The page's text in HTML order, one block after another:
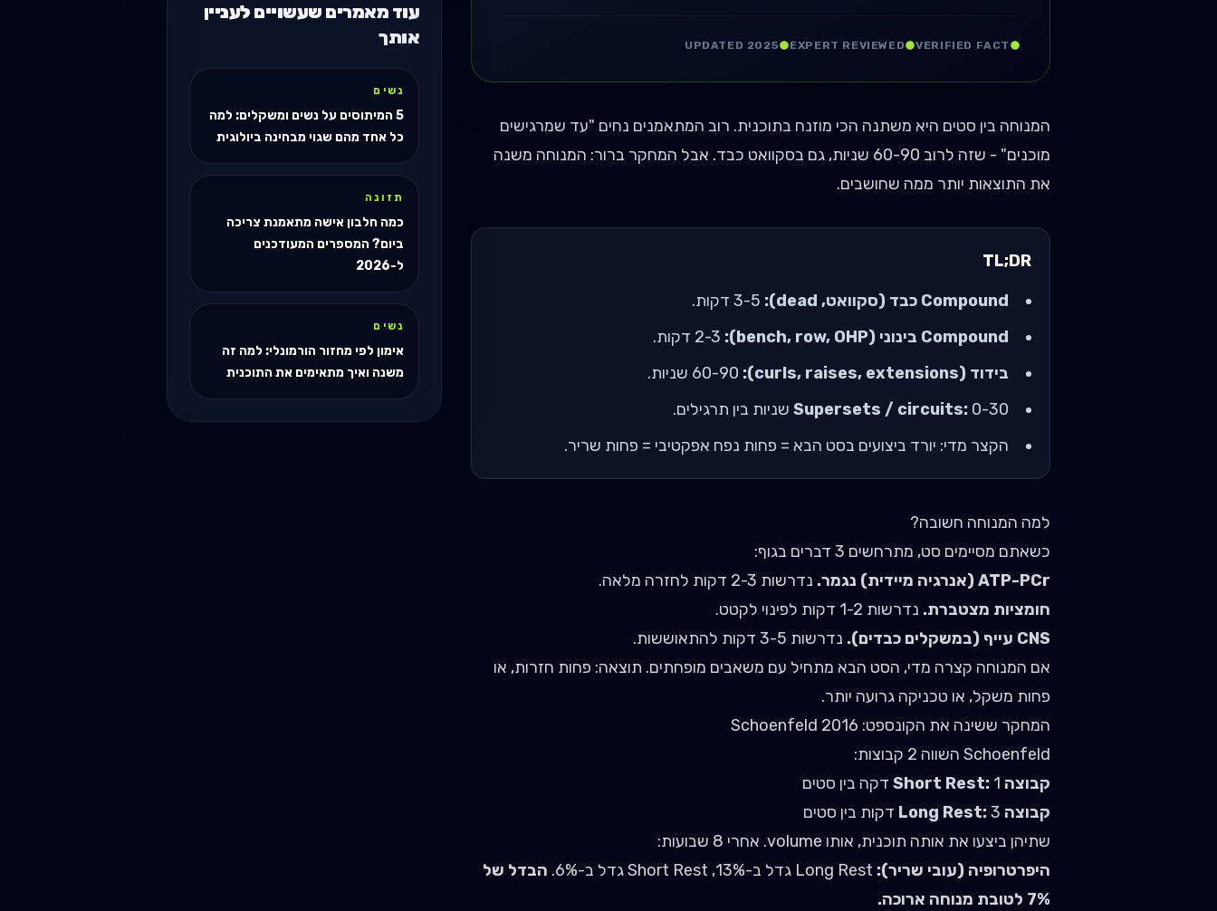
VERIFIED FACT
EXPERT REVIEWED
UPDATED 2025
המנוחה בין סטים היא משתנה הכי מוזנח בתוכנית. רוב המתאמנים נחים "עד שמרגישים
מוכנים" - שזה לרוב 60-90 שניות, גם בסקוואט כבד. אבל המחקר ברור: המנוחה משנה
את התוצאות יותר ממה שחושבים.
TL;DR
Compound כבד (סקוואט, dead):
Compound בינוני (bench, row, OHP):
בידוד (curls, raises, extensions):
Supersets / circuits: 0-30 שניות בין תרגילים.
הקצר מדי: יורד ביצועים בסט הבא = פחות נפח אפקטיבי = פחות שריר.
למה המנוחה חשובה?
כשאתם מסיימים סט, מתרחשים 3 דברים בגוף:
ATP-PCr (אנרגיה מיידית) נגמר.
נדרשות 2-3 דקות לחזרה מלאה.
חומציות מצטברת. נדרשות 1-2 דקות לפינוי לקטט.
CNS עייף (במשקלים כבדים).
נדרשות 3-5 דקות להתאוששות.
אם המנוחה קצרה מדי, הסט הבא מתחיל עם משאבים מופחתים. תוצאה: פחות חזרות, או
פחות משקל, או טכניקה גרועה יותר.
המחקר ששינה את הקונספט: Schoenfeld 2016
Schoenfeld השווה 2 קבוצות:
קבוצה Short Rest: 1 דקה בין סטים
קבוצה Long Rest: 3 דקות בין סטים
שתיהן ביצעו את אותה תוכנית, אותו volume. אחרי 8 שבועות:
היפרטרופיה (עובי שריר):
הבדל של
7% לטובת מנוחה ארוכה.
עוד מאמרים שעשויים לעניין
אותך
נשים
5 המיתוסים על נשים ומשקלים: למה
כל אחד מהם שגוי מבחינה ביולוגית
תזונה
כמה חלבון אישה מתאמנת צריכה
ביום? המספרים המעודכנים
ל-2026
נשים
אימון לפי מחזור הורמונלי: למה זה
משנה ואיך מתאימים את התוכנית